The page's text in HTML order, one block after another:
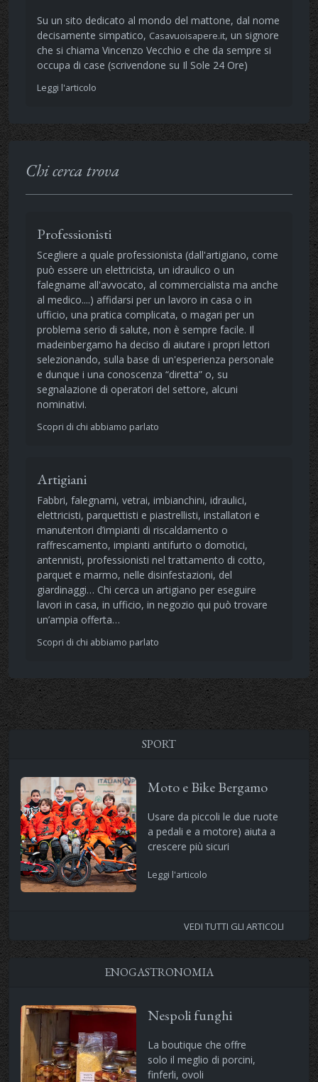
Su un sito dedicato al mondo del mattone, dal nome
decisamente simpatico, Casavuoisapere.it, un signore
che si chiama Vincenzo Vecchio e che da sempre si
occupa di case (scrivendone su Il Sole 24 Ore)
Leggi l'articolo
Chi cerca trova
Professionisti
Scegliere a quale professionista (dall'artigiano, come
può essere un elettricista, un idraulico o un
falegname all'avvocato, al commercialista ma anche
al medico....) affidarsi per un lavoro in casa o in
ufficio, una pratica complicata, o magari per un
problema serio di salute, non è sempre facile. Il
madeinbergamo ha deciso di aiutare i propri lettori
selezionando, sulla base di un'esperienza personale
e dunque i una conoscenza “diretta” o, su
segnalazione di operatori del settore, alcuni
nominativi.
Scopri di chi abbiamo parlato
Artigiani
Fabbri, falegnami, vetrai, imbianchini, idraulici,
elettricisti, parquettisti e piastrellisti, installatori e
manutentori d’impianti di riscaldamento o
raffrescamento, impianti antifurto o domotici,
antennisti, professionisti nel trattamento di cotto,
parquet e marmo, nelle disinfestazioni, del
giardinaggi… Chi cerca un artigiano per eseguire
lavori in casa, in ufficio, in negozio qui può trovare
un’ampia offerta…
Scopri di chi abbiamo parlato
SPORT
Moto e Bike Bergamo
Usare da piccoli le due ruote
a pedali e a motore) aiuta a
crescere più sicuri
Leggi l'articolo
VEDI TUTTI GLI ARTICOLI
ENOGASTRONOMIA
Nespoli funghi
La boutique che offre
solo il meglio di porcini,
finferli, ovoli